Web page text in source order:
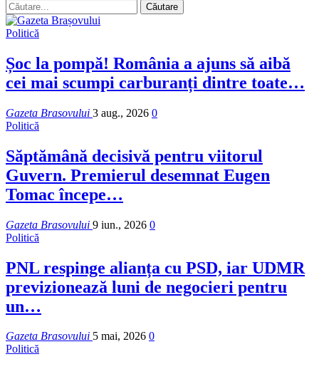
Politică
Șoc la pompă! România a ajuns să aibă
cei mai scumpi carburanți dintre toate…
Gazeta Brasovului 3 aug., 2026 0
Politică
Săptămână decisivă pentru viitorul
Guvern. Premierul desemnat Eugen
Tomac începe…
Gazeta Brasovului 9 iun., 2026 0
Politică
PNL respinge alianța cu PSD, iar UDMR
previzionează luni de negocieri pentru
un…
Gazeta Brasovului 5 mai, 2026 0
Politică